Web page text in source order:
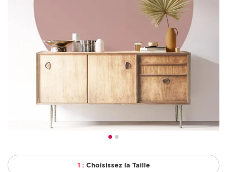
1 : Choisissez la Taille